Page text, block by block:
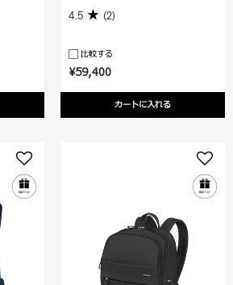
¥59,400
カートに入れる
4.5 (2)
比較する